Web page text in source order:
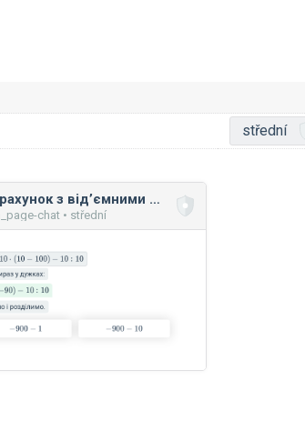
střední
Підрахунок з від’ємними числами
chat • střední